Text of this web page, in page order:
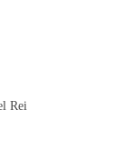
Rei